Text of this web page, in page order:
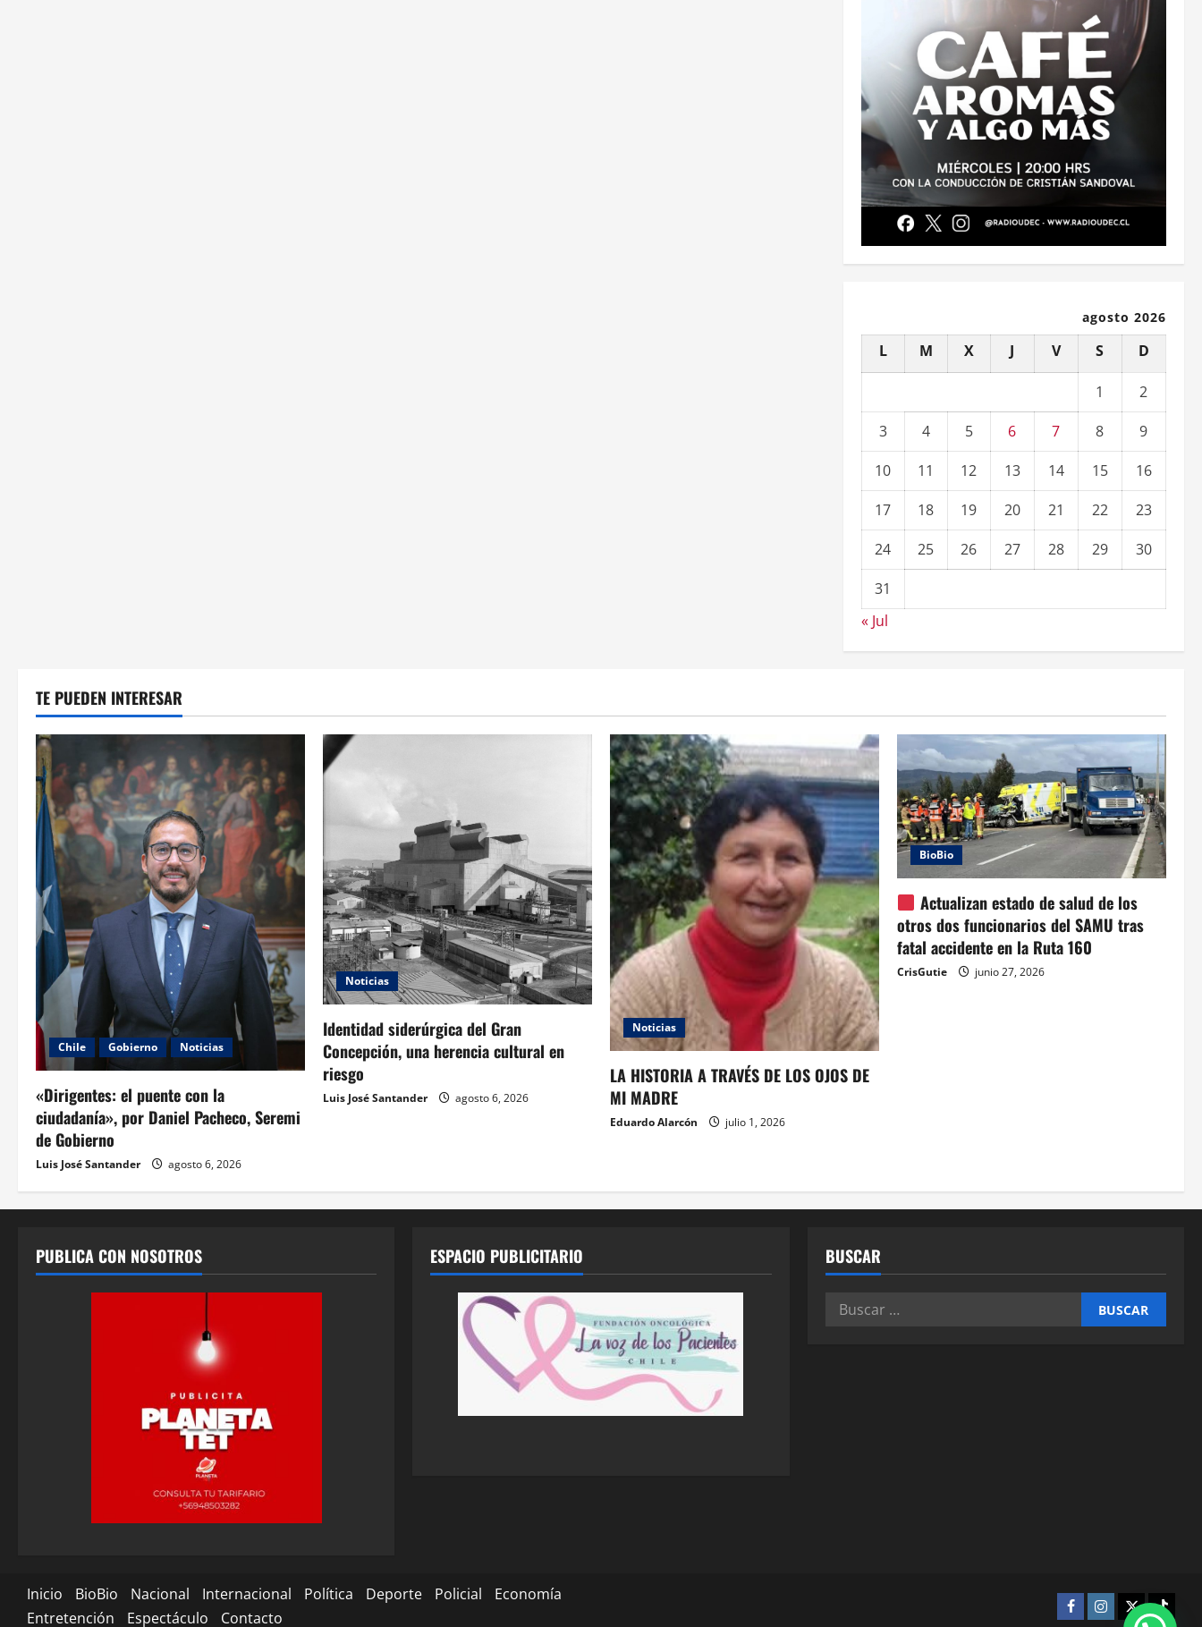
agosto 2026
L M X J V S D
1
2
3
4 5 6 7 8
9
10
11 12 13 14 15
16
17
18 19 20 21 22
23
24
25 26 27 28 29
30
31
« Jul
TE PUEDEN INTERESAR
Chile Gobierno Noticias
«Dirigentes: el puente con la
ciudadanía», por Daniel Pacheco, Seremi
de Gobierno
Luis José Santander agosto 6, 2026
Noticias
Identidad siderúrgica del Gran
Concepción, una herencia cultural en
riesgo
Luis José Santander agosto 6, 2026
Noticias
LA HISTORIA A TRAVÉS DE LOS OJOS DE
MI MADRE
Eduardo Alarcón julio 1, 2026
BioBio
Actualizan estado de salud de los
otros dos funcionarios del SAMU tras
fatal accidente en la Ruta 160
CrisGutie junio 27, 2026
PUBLICA CON NOSOTROS ESPACIO PUBLICITARIO BUSCAR
Inicio BioBio Nacional Internacional Política Deporte Policial
Economía
Entretención
Espectáculo Contacto